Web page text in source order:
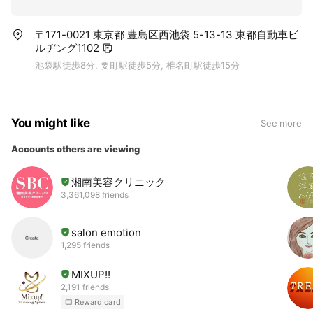
〒171-0021 東京都 豊島区西池袋 5-13-13 東都自動車ビ
ルヂング1102
池袋駅徒歩8分, 要町駅徒歩5分, 椎名町駅徒歩15分
You might like See more
Accounts others are viewing
湘南美容クリニック
3,361,098 friends
salon emotion
1,295 friends
MIXUP!!
2,191 friends
Reward card